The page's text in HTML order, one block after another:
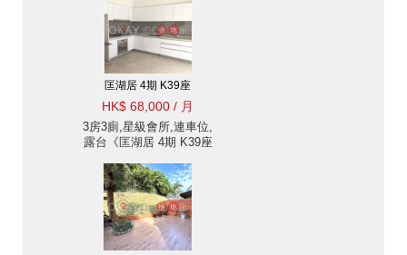
匡湖居 4期 K39座
HK$ 68,000 / 月
3房3廁,星級會所,連車位,
露台《匡湖居 4期 K39座